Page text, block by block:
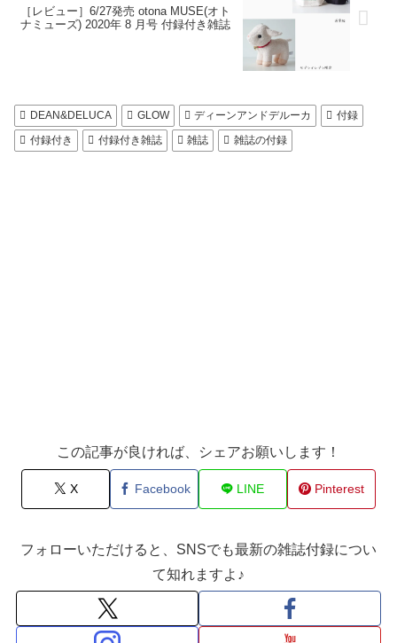
［レビュー］6/27発売 otona MUSE(オト
ナミューズ) 2020年 8 月号 付録付き雑誌
DEAN&DELUCA GLOW ディーンアンドデルーカ
付録
付録付き
付録付き雑誌 雑誌 雑誌の付録
この記事が良ければ、シェアお願いします！
X Facebook LINE Pinterest
フォローいただけると、SNSでも最新の雑誌付録につい
て知れますよ♪